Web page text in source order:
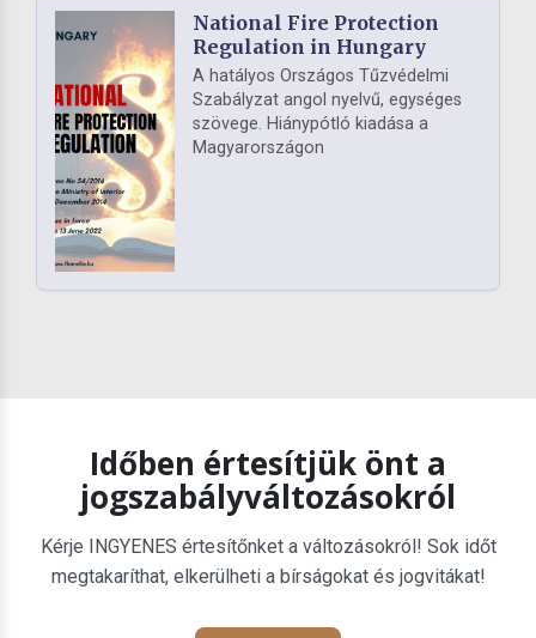
National Fire Protection
Regulation in Hungary
A hatályos Országos Tűzvédelmi
Szabályzat angol nyelvű, egységes
szövege. Hiánypótló kiadása a
Magyarországon
Időben értesítjük önt a
jogszabályváltozásokról
Kérje INGYENES értesítőnket a változásokról! Sok időt
megtakaríthat, elkerülheti a bírságokat és jogvitákat!